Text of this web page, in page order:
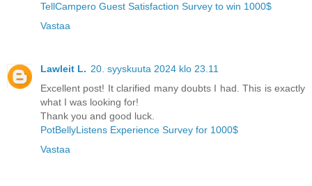
TellCampero Guest Satisfaction Survey to win 1000$
Vastaa
Lawleit L. 20. syyskuuta 2024 klo 23.11
Excellent post! It clarified many doubts I had. This is exactly
what I was looking for!
Thank you and good luck.
PotBellyListens Experience Survey for 1000$
Vastaa